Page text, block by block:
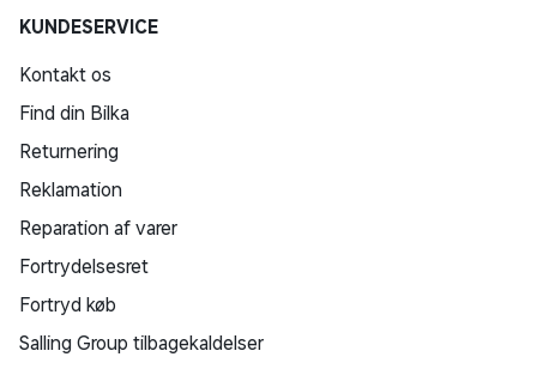
KUNDESERVICE
Kontakt os
Find din Bilka
Returnering
Reklamation
Reparation af varer
Fortrydelsesret
Fortryd køb
Salling Group tilbagekaldelser